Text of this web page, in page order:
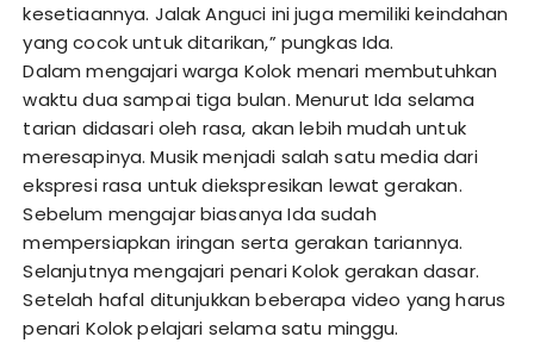
kesetiaannya. Jalak Anguci ini juga memiliki keindahan
yang cocok untuk ditarikan,” pungkas Ida.
Dalam mengajari warga Kolok menari membutuhkan
waktu dua sampai tiga bulan. Menurut Ida selama
tarian didasari oleh rasa, akan lebih mudah untuk
meresapinya. Musik menjadi salah satu media dari
ekspresi rasa untuk diekspresikan lewat gerakan.
Sebelum mengajar biasanya Ida sudah
mempersiapkan iringan serta gerakan tariannya.
Selanjutnya mengajari penari Kolok gerakan dasar.
Setelah hafal ditunjukkan beberapa video yang harus
penari Kolok pelajari selama satu minggu.